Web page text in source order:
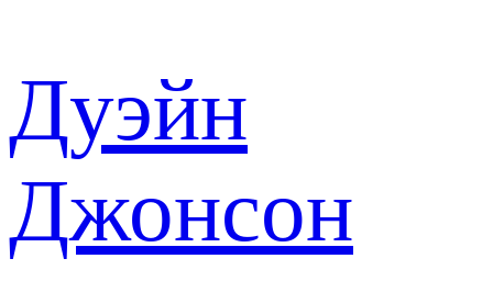
Дуэйн
Джонсон